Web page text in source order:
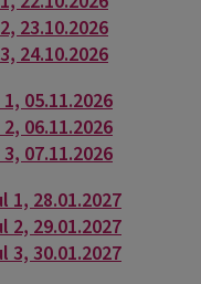
23.10.2026
24.10.2026
05.11.2026
06.11.2026
07.11.2026
1, 28.01.2027
2, 29.01.2027
3, 30.01.2027